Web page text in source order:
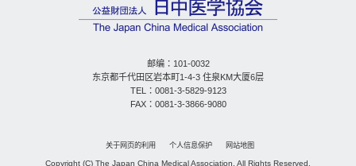
邮编：101-0032
东京都千代田区岩本町1-4-3 住泉KM大厦6层
TEL：0081-3-5829-9123
FAX：0081-3-3866-9080
关于网页的利用 个人信息保护 网站地图
Copyright (C) The Japan China Medical Association. All Rights Reserved.